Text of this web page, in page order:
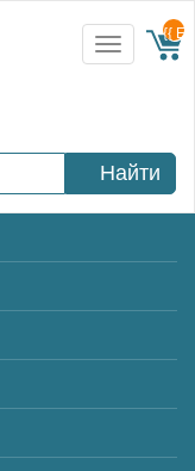
Toggle
navigation
{{
Найти